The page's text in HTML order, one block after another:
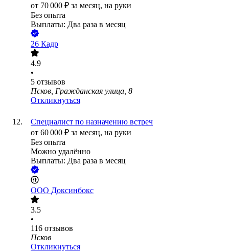
от 70 000 ₽ за месяц, на руки
Без опыта
Выплаты: Два раза в месяц
26 Кадр
4.9
•
5 отзывов
Псков, Гражданская улица, 8
Откликнуться
Специалист по назначению встреч
от 60 000 ₽ за месяц, на руки
Без опыта
Можно удалённо
Выплаты: Два раза в месяц
ООО Доксинбокс
3.5
•
116 отзывов
Псков
Откликнуться